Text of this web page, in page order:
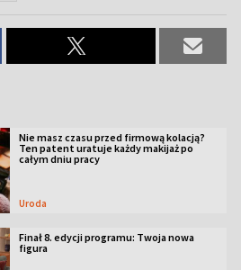
Nie masz czasu przed firmową kolacją?
Ten patent uratuje każdy makijaż po
całym dniu pracy
Uroda
Finał 8. edycji programu: Twoja nowa
figura